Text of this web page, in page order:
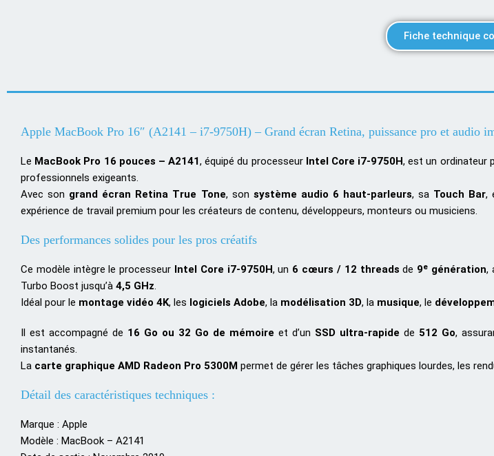
Fiche technique
Apple MacBook Pro 16″ (A2141 – i7-9750H) – Grand écran Retina, puissance pro et audio
Le MacBook Pro 16 pouces – A2141, équipé du processeur Intel Core i7-9750H, est un ordinateur
professionnels exigeants.
Avec son grand écran Retina True Tone, son système audio 6 haut-parleurs, sa Touch Bar,
expérience de travail premium pour les créateurs de contenu, développeurs, monteurs ou musiciens.
Des performances solides pour les pros créatifs
Ce modèle intègre le processeur Intel Core i7-9750H, un 6 cœurs / 12 threads de 9ᵉ génération,
Turbo Boost jusqu’à 4,5 GHz.
Idéal pour le montage vidéo 4K, les logiciels Adobe, la modélisation 3D, la musique, le
Il est accompagné de 16 Go ou 32 Go de mémoire et d’un SSD ultra-rapide de 512 Go,
instantanés.
La carte graphique AMD Radeon Pro 5300M permet de gérer les tâches graphiques lourdes, les
Détail des caractéristiques techniques :
Marque : Apple
Modèle : MacBook – A2141